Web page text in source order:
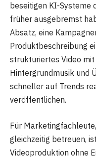
beseitigen KI-Systeme
früher ausgebremst
Absatz, eine
Produktbeschreibung
strukturiertes Video
Hintergrundmusik und
schneller auf Trends
veröffentlichen.
Für
gleichzeitig betreuen,
Videoproduktion ohne